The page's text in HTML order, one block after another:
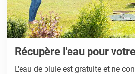
Récupère l'eau pour
L'eau de pluie est gratuite et ne